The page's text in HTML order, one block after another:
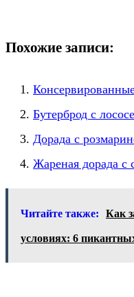
Похожие записи:
Бутерброд с
Дорада с
Жареная дорада с
Читайте также: Как
условиях: 6